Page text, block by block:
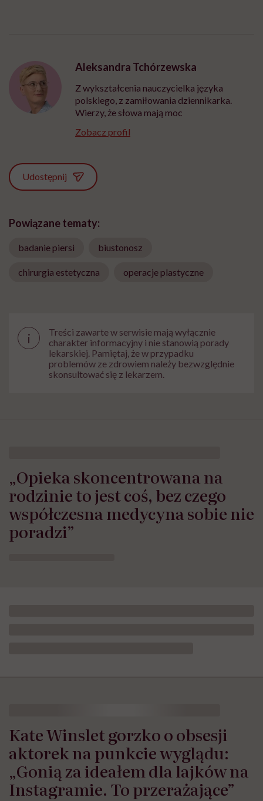
Aleksandra Tchórzewska
Z wykształcenia nauczycielka języka
polskiego, z zamiłowania dziennikarka.
Wierzy, że słowa mają moc
Zobacz profil
Udostępnij
Powiązane tematy:
badanie piersi biustonosz
chirurgia estetyczna operacje plastyczne
i
Treści zawarte w serwisie mają wyłącznie
charakter informacyjny i nie stanowią porady
lekarskiej. Pamiętaj, że w przypadku
problemów ze zdrowiem należy bezwzględnie
skonsultować się z lekarzem.
„Opieka skoncentrowana na
rodzinie to jest coś, bez czego
współczesna medycyna sobie nie
poradzi”
Kate Winslet gorzko o obsesji
aktorek na punkcie wyglądu:
„Gonią za ideałem dla lajków na
Instagramie. To przerażające”